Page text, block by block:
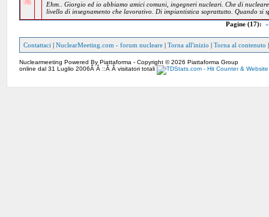
Ehm.. Giorgio ed io abbiamo amici comuni, ingegneri nucleari. Che di
livello di insegnamento che lavorativo. Di impiantistica soprattutto. Quando si
Pagine (17):
Contattaci |NuclearMeeting.com - forum nucleare |Torna all'inizio |Torna al contenuto
Nuclearmeeting Powered By Piattaforma - Copyright © 2026 Piattaforma Group
online dal 31 Luglio 2006Â Â ::Â Â visitatori totali